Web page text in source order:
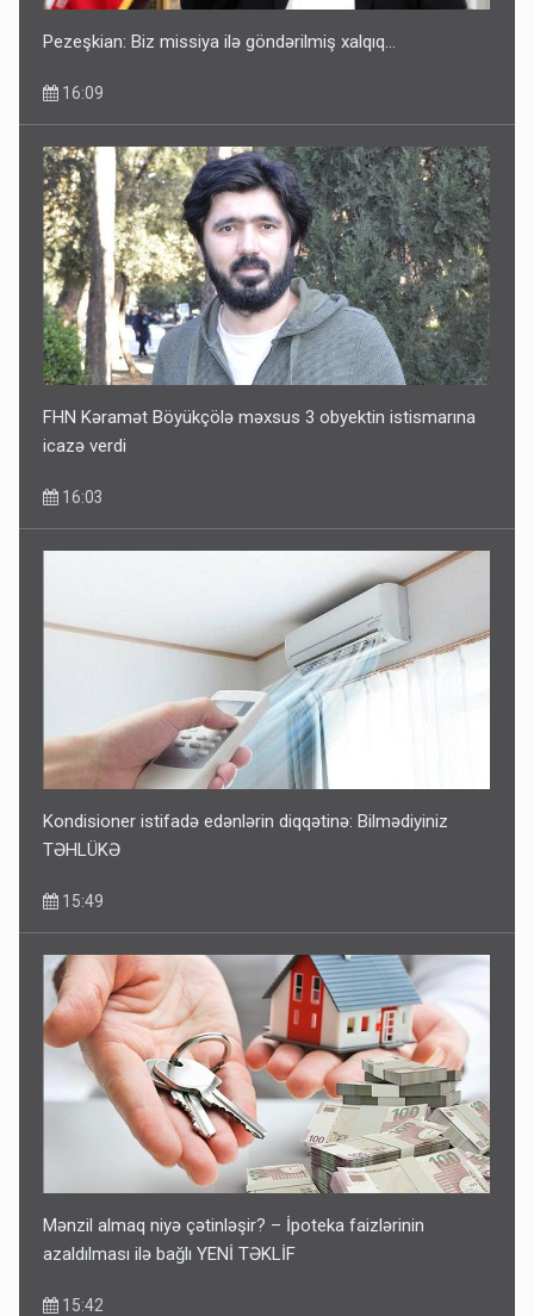
Pezeşkian: Biz missiya ilə göndərilmiş xalqıq...
16:09
FHN Kəramət Böyükçölə məxsus 3 obyektin istismarına
icazə verdi
16:03
Kondisioner istifadə edənlərin diqqətinə: Bilmədiyiniz
TƏHLÜKƏ
15:49
Mənzil almaq niyə çətinləşir? – İpoteka faizlərinin
azaldılması ilə bağlı YENİ TƏKLİF
15:42